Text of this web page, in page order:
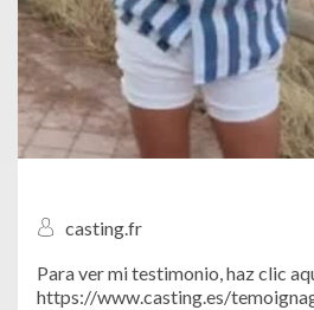
casting.fr
Para ver mi testimonio, haz clic
https://www.casting.es/